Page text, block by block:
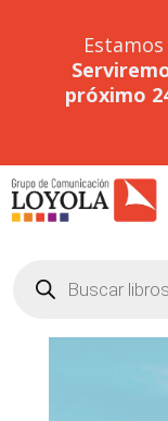
próximo
productos